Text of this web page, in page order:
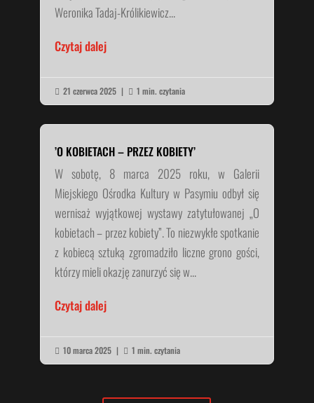
Weronika Tadaj-Królikiewicz...
Czytaj dalej
 21 czerwca 2025 |  1 min. czytania
’O KOBIETACH – PRZEZ KOBIETY’
W sobotę, 8 marca 2025 roku, w Galerii
Miejskiego Ośrodka Kultury w Pasymiu odbył się
wernisaż wyjątkowej wystawy zatytułowanej „O
kobietach – przez kobiety”. To niezwykłe spotkanie
z kobiecą sztuką zgromadziło liczne grono gości,
którzy mieli okazję zanurzyć się w...
Czytaj dalej
 10 marca 2025 |  1 min. czytania